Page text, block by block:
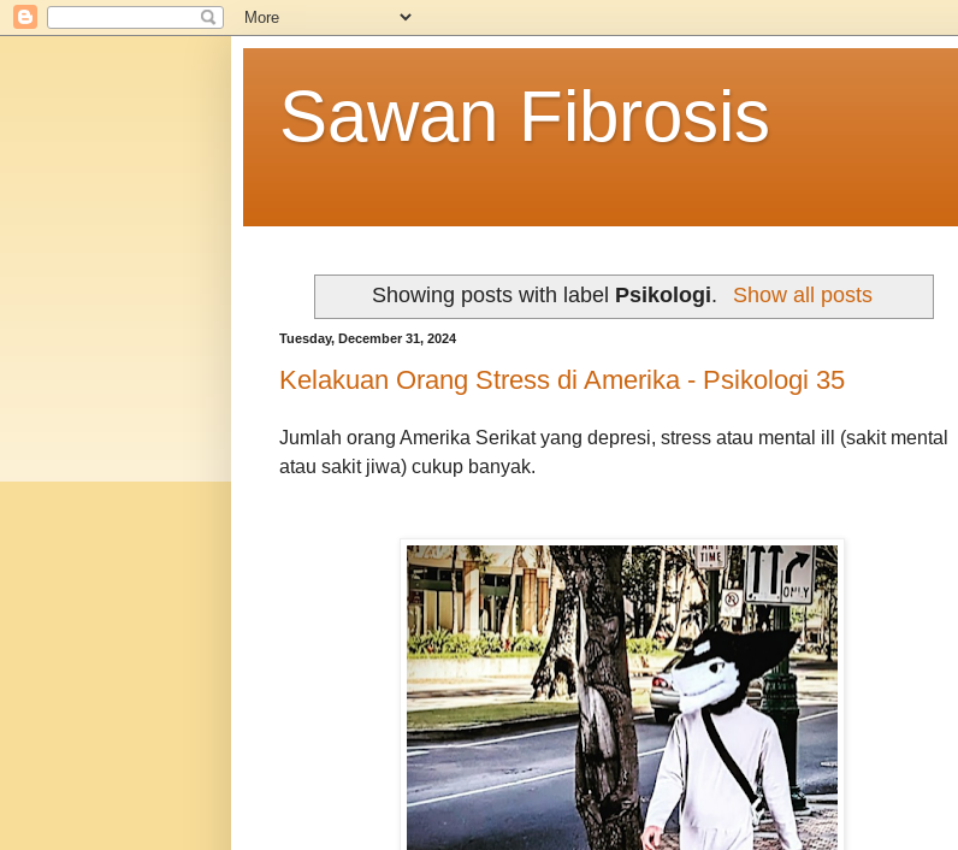
Sawan Fibrosis
Showing posts with label Psikologi. Show all posts
Tuesday, December 31, 2024
Kelakuan Orang Stress di Amerika - Psikologi 35
Jumlah orang Amerika Serikat yang depresi, stress atau mental ill (sakit mental
atau sakit jiwa) cukup banyak.